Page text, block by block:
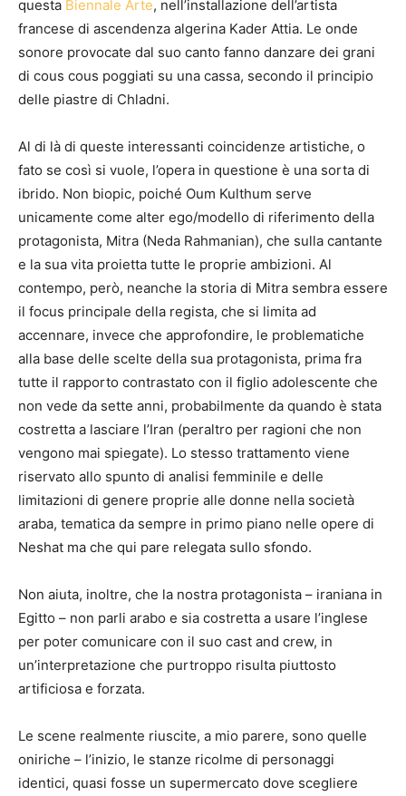
questa Biennale Arte, nell’installazione dell’artista
francese di ascendenza algerina Kader Attia. Le onde
sonore provocate dal suo canto fanno danzare dei grani
di cous cous poggiati su una cassa, secondo il principio
delle piastre di Chladni.
Al di là di queste interessanti coincidenze artistiche, o
fato se così si vuole, l’opera in questione è una sorta di
ibrido. Non biopic, poiché Oum Kulthum serve
unicamente come alter ego/modello di riferimento della
protagonista, Mitra (Neda Rahmanian), che sulla cantante
e la sua vita proietta tutte le proprie ambizioni. Al
contempo, però, neanche la storia di Mitra sembra essere
il focus principale della regista, che si limita ad
accennare, invece che approfondire, le problematiche
alla base delle scelte della sua protagonista, prima fra
tutte il rapporto contrastato con il figlio adolescente che
non vede da sette anni, probabilmente da quando è stata
costretta a lasciare l’Iran (peraltro per ragioni che non
vengono mai spiegate). Lo stesso trattamento viene
riservato allo spunto di analisi femminile e delle
limitazioni di genere proprie alle donne nella società
araba, tematica da sempre in primo piano nelle opere di
Neshat ma che qui pare relegata sullo sfondo.
Non aiuta, inoltre, che la nostra protagonista – iraniana in
Egitto – non parli arabo e sia costretta a usare l’inglese
per poter comunicare con il suo cast and crew, in
un’interpretazione che purtroppo risulta piuttosto
artificiosa e forzata.
Le scene realmente riuscite, a mio parere, sono quelle
oniriche – l’inizio, le stanze ricolme di personaggi
identici, quasi fosse un supermercato dove scegliere